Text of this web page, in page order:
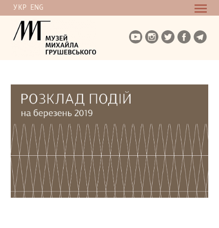
УКР ENG